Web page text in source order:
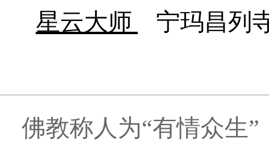
星云大师 宁玛昌列
佛教称人为“有情众生